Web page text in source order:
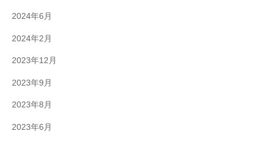
2024年6月
2024年2月
2023年12月
2023年9月
2023年8月
2023年6月